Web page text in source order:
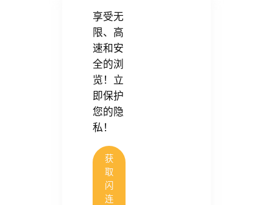
享受无
限、高
速和安
全的浏
览！立
即保护
您的隐
私！
获
取
闪
连